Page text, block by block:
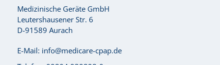
Medizinische Geräte GmbH
Leutershausener Str. 6
D-91589 Aurach
E-Mail: info@medicare-cpap.de